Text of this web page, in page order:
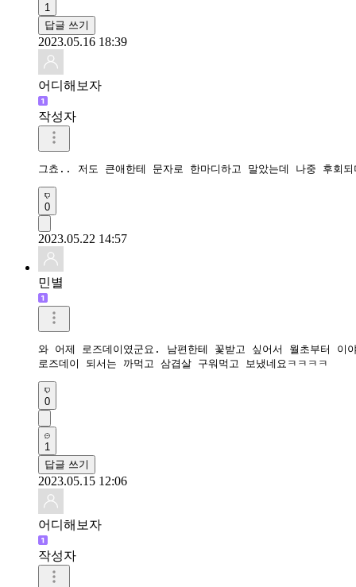
1
답글 쓰기
2023.05.16 18:39
어디해보자
작성자
그쵸.. 저도 큰애한테 문자로 한마디하고 말았는데 나중 후회
0
2023.05.22 14:57
민별
와 어제 로즈데이였군요. 남편한테 꽃받고 싶어서 월초부터 이
로즈데이 되서는 까먹고 삼겹살 구워먹고 보냈네요ㅋㅋㅋㅋ
0
1
답글 쓰기
2023.05.15 12:06
어디해보자
작성자